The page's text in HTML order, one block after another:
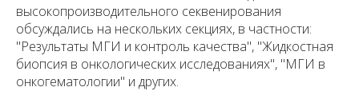
высокопроизводительного секвенирования
обсуждались на нескольких секциях, в частности:
"Результаты МГИ и контроль качества", "Жидкостная
биопсия в онкологических исследованиях", "МГИ в
онкогематологии" и других.